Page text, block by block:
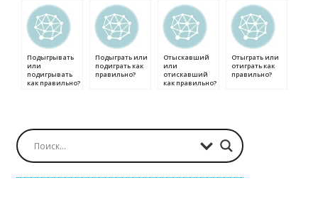
Подыгрывать
или
подигрывать
как правильно?
Подыграть или
подиграть как
правильно?
Отыскавший
или
отискавший
как правильно?
Отыграть или
отиграть как
правильно?